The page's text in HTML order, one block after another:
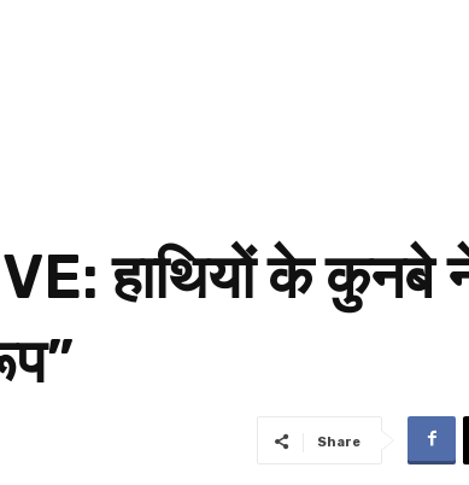
हाथियों के कुनबे
Share